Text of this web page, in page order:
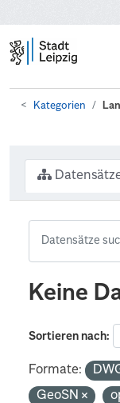
Kategorien
Keine
Sortieren nach
Formate:
GeoSN